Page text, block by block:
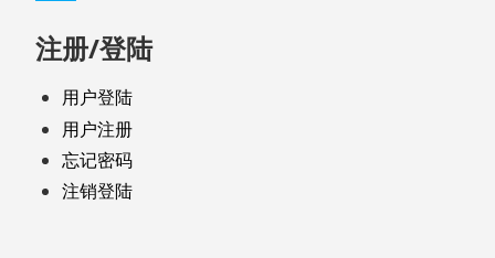
注册/登陆
用户登陆
用户注册
忘记密码
注销登陆